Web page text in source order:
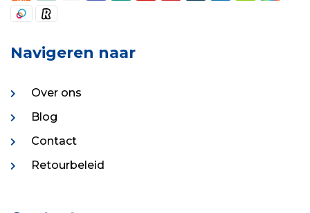
Navigeren naar
Over ons
Blog
Contact
Retourbeleid